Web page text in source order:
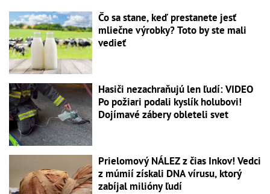
Čo sa stane, keď prestanete jesť
mliečne výrobky? Toto by ste mali
vedieť
Hasiči nezachraňujú len ľudí: VIDEO
Po požiari podali kyslík holubovi!
Dojímavé zábery obleteli svet
Prielomový NÁLEZ z čias Inkov! Vedci
z múmií získali DNA vírusu, ktorý
zabíjal milióny ľudí